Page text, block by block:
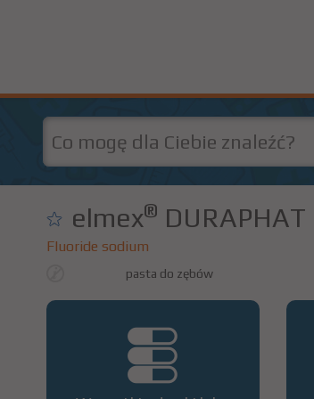
elmex® DURAPHAT
Fluoride sodium
pasta do zębów